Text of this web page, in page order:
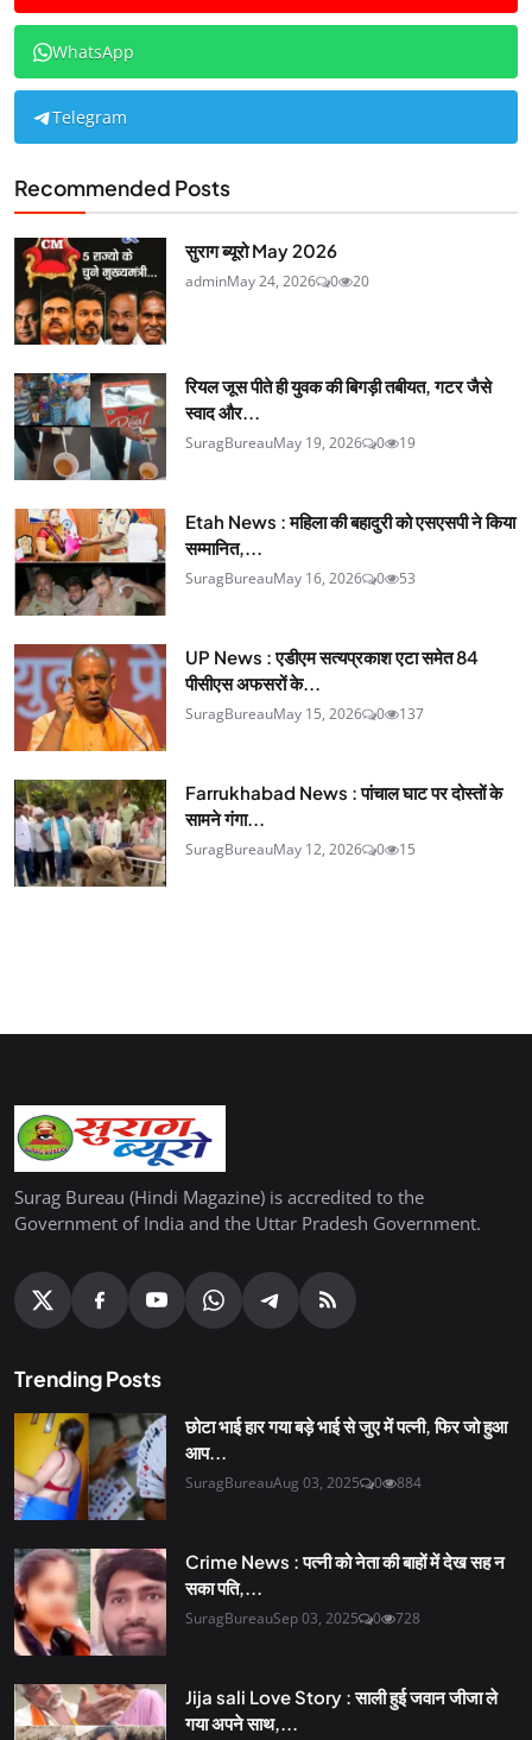
WhatsApp
Telegram
Recommended Posts
सुराग ब्यूरो May 2026
adminMay 24, 2026 0 20
रियल जूस पीते ही युवक की बिगड़ी तबीयत, गटर जैसे
स्वाद और...
SuragBureauMay 19, 2026 0 19
Etah News : महिला की बहादुरी को एसएसपी ने किया
सम्मानित,...
SuragBureauMay 16, 2026 0 53
UP News : एडीएम सत्यप्रकाश एटा समेत 84
पीसीएस अफसरों के...
SuragBureauMay 15, 2026 0 137
Farrukhabad News : पांचाल घाट पर दोस्तों के
सामने गंगा...
SuragBureauMay 12, 2026 0 15
Surag Bureau (Hindi Magazine) is accredited to the
Government of India and the Uttar Pradesh Government.
Trending Posts
छोटा भाई हार गया बड़े भाई से जुए में पत्नी, फिर जो हुआ
आप...
SuragBureauAug 03, 2025 0 884
Crime News : पत्नी को नेता की बाहों में देख सह न
सका पति,...
SuragBureauSep 03, 2025 0 728
Jija sali Love Story : साली हुई जवान जीजा ले
गया अपने साथ,...